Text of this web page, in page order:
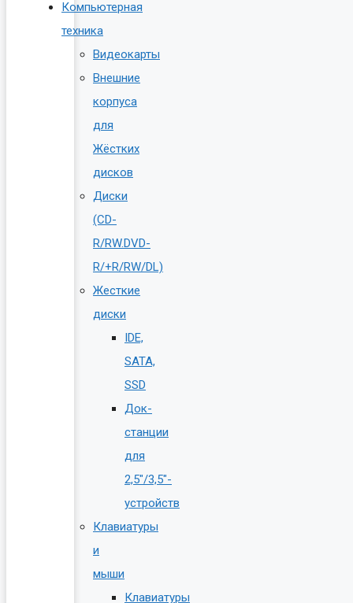
Компьютерная
техника
Видеокарты
Внешние
корпуса
для
Жёстких
дисков
Диски
(CD-
R/RW.DVD-
R/+R/RW/DL)
Жесткие
диски
IDE,
SATA,
SSD
Док-
станции
для
2,5″/3,5″-
устройств
Клавиатуры
и
мыши
Клавиатуры